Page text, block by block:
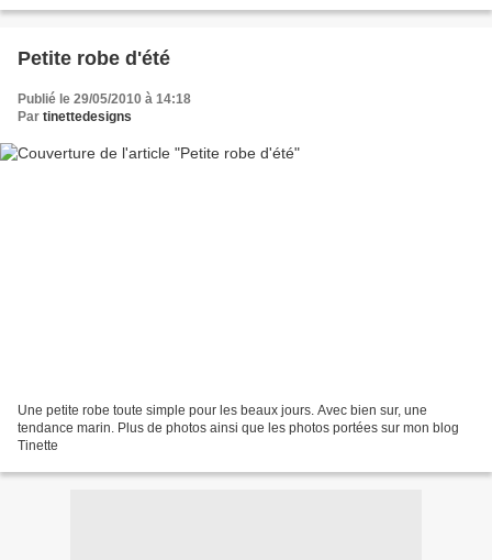
Petite robe d'été
Publié le 29/05/2010 à 14:18
Par tinettedesigns
Une petite robe toute simple pour les beaux jours. Avec bien sur, une
tendance marin. Plus de photos ainsi que les photos portées sur mon blog
Tinette